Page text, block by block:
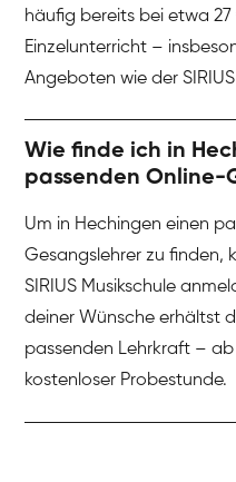
häufig bereits bei etwa
Einzelunterricht –
Angeboten wie der
Wie finde ich in
passenden Online-
Um in Hechingen einen
Gesangslehrer zu finden,
SIRIUS Musikschule
deiner Wünsche erhältst
passenden Lehrkraft –
kostenloser Probestunde.